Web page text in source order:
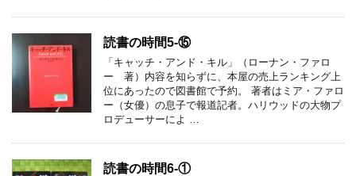
読書の時間5-⑮
「キャッチ・アンド・キル」（ローナン・ファロ
ー 著）内容を知らずに、本屋の売上ランキング上
位にあったので図書館で予約。 著者はミア・ファロ
ー（女優）の息子で報道記者。ハリウッドの大物プ
ロデューサーによ …
読書の時間6-①